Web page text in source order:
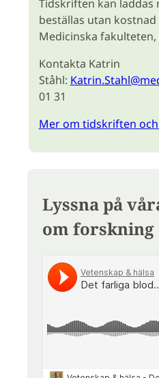
Tidskriften kan laddas
beställas utan
Medicinska
Kontakta Katrin
Ståhl:
01 31
Mer om tidskriften
Lyssna på
om forskning